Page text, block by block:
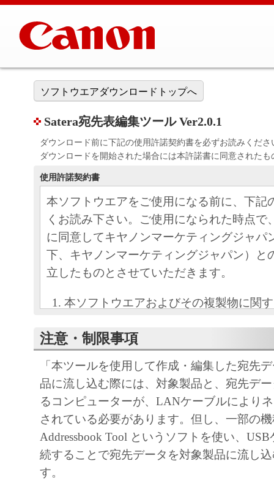
ソフトウエアダウンロードトップへ
Satera宛先表編集ツール Ver2.0.1
ダウンロード前に下記の使用許諾契約書を必ずお読みくださ
ダウンロードを開始された場合には本許諾書に同意された
使用許諾契約書
本ソフトウエアをご使用になる前に、下記
くお読み下さい。ご使用になられた時点で
に同意してキヤノンマーケティングジャパ
下、キヤノンマーケティングジャパン）と
立したものとさせていただきます。
本ソフトウエアおよびその複製物に関
ンマーケティングジャパンのライセン
キヤノンマーケティングジャパンは、
ユーザー（以下ユーザーといいます。
自身が本ソフトウエアに対応するキヤ
る目的で本ソフトウェアを使用する非
します。
ユーザーは、本ソフトウエアの全部ま
注意・制限事項
「本ツールを使用して作成・編集した宛先
品に流し込む際には、対象製品と、宛先デ
るコンピューターが、LANケーブルにより
されている必要があります。但し、一部の
Addressbook Tool というソフトを使い、
続することで宛先データを対象製品に流し
す。